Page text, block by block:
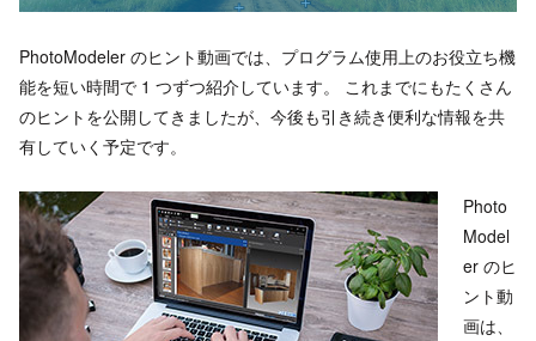
PhotoModeler のヒント動画では、プログラム使用上のお役立ち機
能を短い時間で 1 つずつ紹介しています。 これまでにもたくさん
のヒントを公開してきましたが、今後も引き続き便利な情報を共
有していく予定です。
Photo
Model
er のヒ
ント動
画は、